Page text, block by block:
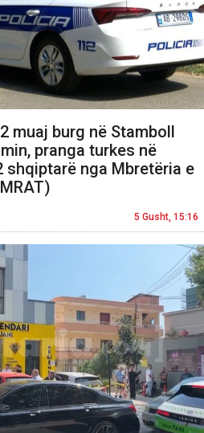
muaj burg në Stamboll
pranga turkes në
shqiptarë nga Mbretëria e
5 Gusht, 15:16